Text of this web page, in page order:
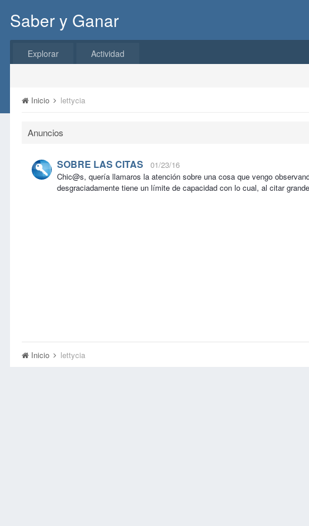
Saber y Ganar
Explorar Actividad
Inicio lettycia
Anuncios
SOBRE LAS CITAS
01/23/16
Chic@s, quería llamaros la atención sobre una cosa que vengo
desgraciadamente tiene un límite de capacidad con lo cual, al citar
Inicio lettycia